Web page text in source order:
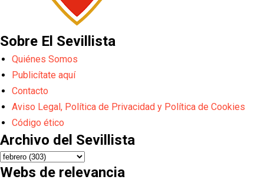
Sobre El Sevillista
Quiénes Somos
Publicítate aquí
Contacto
Aviso Legal, Política de Privacidad y Política de Cookies
Código ético
Archivo del Sevillista
Webs de relevancia